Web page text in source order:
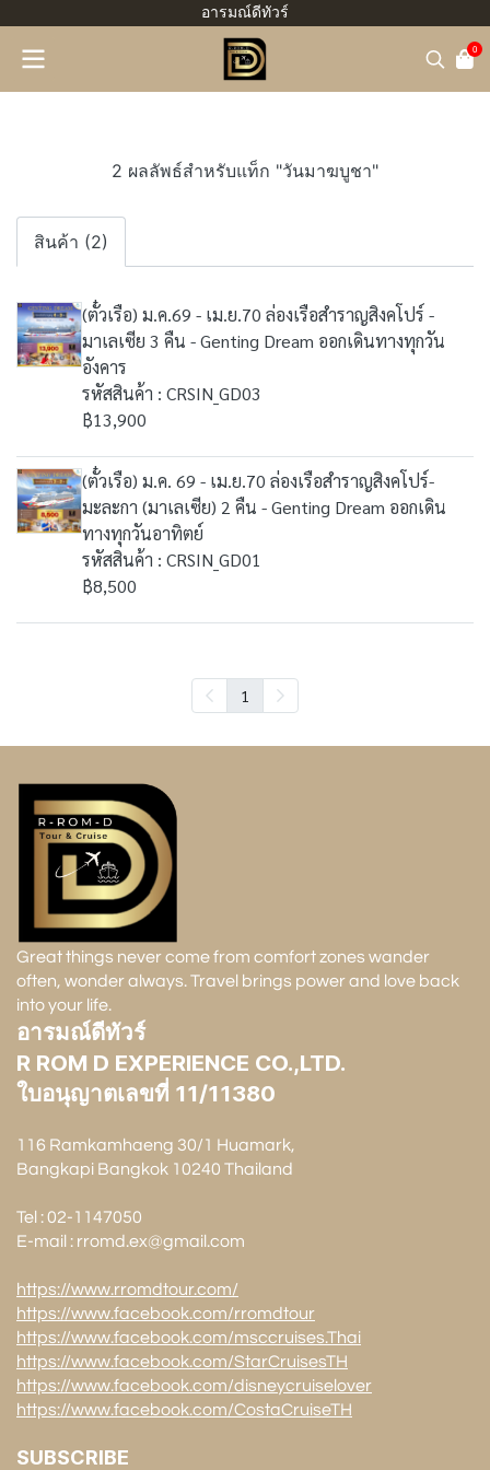
อารมณ์ดีทัวร์
0
2 ผลลัพธ์สำหรับแท็ก "วันมาฆบูชา"
สินค้า (2)
(ตั๋วเรือ) ม.ค.69 - เม.ย.70 ล่องเรือสำราญสิงคโปร์ -
มาเลเซีย 3 คืน - Genting Dream ออกเดินทางทุกวัน
อังคาร
รหัสสินค้า : CRSIN_GD03
฿13,900
(ตั๋วเรือ) ม.ค. 69 - เม.ย.70 ล่องเรือสำราญสิงคโปร์-
มะละกา (มาเลเซีย) 2 คืน - Genting Dream ออกเดิน
ทางทุกวันอาทิตย์
รหัสสินค้า : CRSIN_GD01
฿8,500
1
Great things never come from comfort zones wander
often, wonder always. Travel brings power and love back
into your life.
อารมณ์ดีทัวร์
R ROM D EXPERIENCE CO.,LTD.
ใบอนุญาตเลขที่ 11/11380
116 Ramkamhaeng 30/1 Huamark,
Bangkapi Bangkok 10240 Thailand
Tel : 02-1147050
E-mail : rromd.ex@gmail.com
https://www.rromdtour.com/
https://www.facebook.com/rromdtour
https://www.facebook.com/msccruises.Thai
https://www.facebook.com/StarCruisesTH
https://www.facebook.com/disneycruiselover
https://www.facebook.com/CostaCruiseTH
SUBSCRIBE